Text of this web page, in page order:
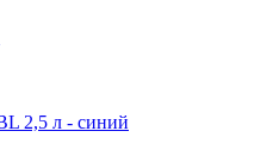
2,5 л - синий